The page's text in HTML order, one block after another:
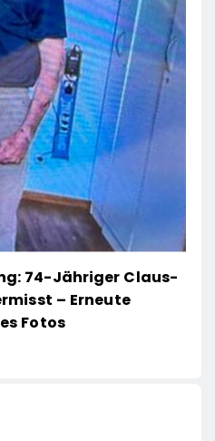
74-Jähriger Claus-
– Erneute
Fotos